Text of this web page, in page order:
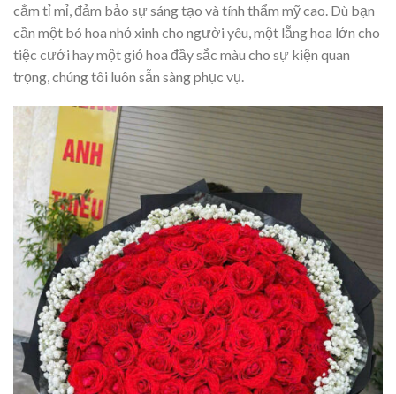
cắm tỉ mỉ, đảm bảo sự sáng tạo và tính thẩm mỹ cao. Dù bạn
cần một bó hoa nhỏ xinh cho người yêu, một lẵng hoa lớn cho
tiệc cưới hay một giỏ hoa đầy sắc màu cho sự kiện quan
trọng, chúng tôi luôn sẵn sàng phục vụ.